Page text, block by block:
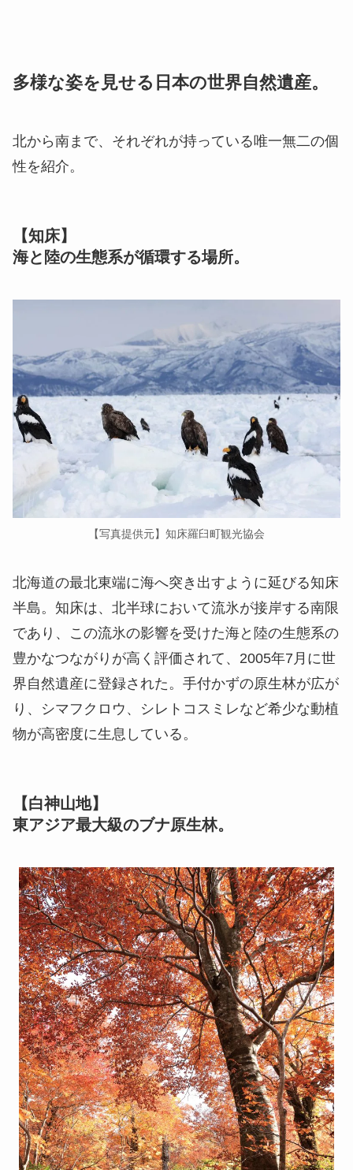
多様な姿を見せる日本の世界自然遺産。
北から南まで、それぞれが持っている唯一無二の個
性を紹介。
【知床】
海と陸の生態系が循環する場所。
【写真提供元】知床羅臼町観光協会
北海道の最北東端に海へ突き出すように延びる知床
半島。知床は、北半球において流氷が接岸する南限
であり、この流氷の影響を受けた海と陸の生態系の
豊かなつながりが高く評価されて、2005年7月に世
界自然遺産に登録された。手付かずの原生林が広が
り、シマフクロウ、シレトコスミレなど希少な動植
物が高密度に生息している。
【白神山地】
東アジア最大級のブナ原生林。